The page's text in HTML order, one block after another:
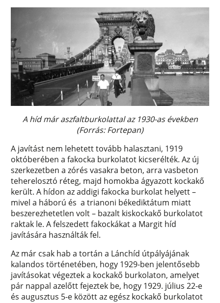
A híd már aszfaltburkolattal az 1930-as években
(Forrás: Fortepan)
A javítást nem lehetett tovább halasztani, 1919
októberében a fakocka burkolatot kicserélték. Az új
szerkezetben a zórés vasakra beton, arra vasbeton
teherelosztó réteg, majd homokba ágyazott kockakő
került. A hídon az addigi fakocka burkolat helyett –
mivel a háború és a trianoni békediktátum miatt
beszerezhetetlen volt – bazalt kiskockakő burkolatot
raktak le. A felszedett fakockákat a Margit híd
javítására használták fel.
Az már csak hab a tortán a Lánchíd útpályájának
kalandos történetében, hogy 1929-ben jelentősebb
javításokat végeztek a kockakő burkolaton, amelyet
pár nappal azelőtt fejeztek be, hogy 1929. július 22-e
és augusztus 5-e között az egész kockakő burkolatot